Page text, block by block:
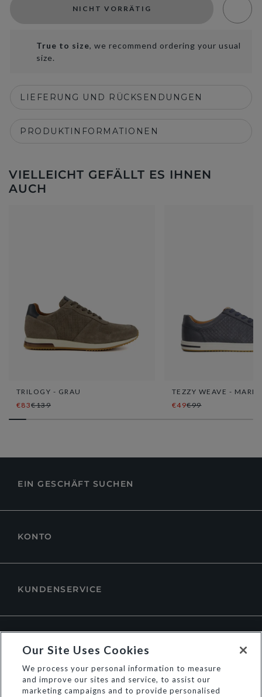
NICHT VORRÄTIG
True to size, we recommend ordering your usual
size.
LIEFERUNG UND RÜCKSENDUNGEN
PRODUKTINFORMATIONEN
VIELLEICHT GEFÄLLT ES IHNEN
AUCH
TRILOGY - GRAU
€83€139
TEZZY WEAVE -
€49€99
EIN GESCHÄFT SUCHEN
KONTO
KUNDENSERVICE
Our Site Uses Cookies
We process your personal information to measure
and improve our sites and service, to assist our
marketing campaigns and to provide personalised